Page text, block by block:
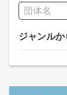
ジャンルか